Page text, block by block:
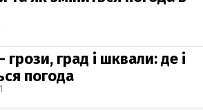
грози, град і шквали: де і
погода